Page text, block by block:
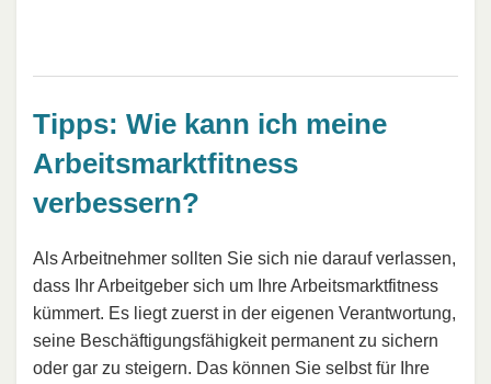
Tipps: Wie kann ich meine
Arbeitsmarktfitness
verbessern?
Als Arbeitnehmer sollten Sie sich nie darauf verlassen,
dass Ihr Arbeitgeber sich um Ihre Arbeitsmarktfitness
kümmert. Es liegt zuerst in der eigenen Verantwortung,
seine Beschäftigungsfähigkeit permanent zu sichern
oder gar zu steigern. Das können Sie selbst für Ihre